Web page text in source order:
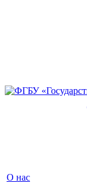
О нас